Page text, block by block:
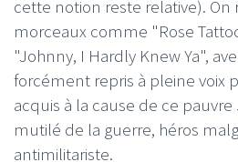
cette notion reste relative). On
morceaux comme "Rose
"Johnny, I Hardly Knew Ya",
forcément repris à pleine voix
acquis à la cause de ce
mutilé de la guerre, héros
antimilitariste.